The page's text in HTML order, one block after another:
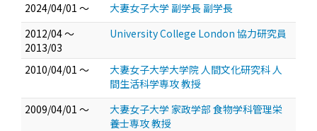
2024/04/01 ～
大妻女子大学 副学長 副学長
2012/04 ～
2013/03
University College London 協力研究員
2010/04/01 ～
大妻女子大学大学院 人間文化研究科 人
間生活科学専攻 教授
2009/04/01 ～
大妻女子大学 家政学部 食物学科管理栄
養士専攻 教授